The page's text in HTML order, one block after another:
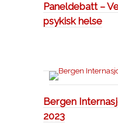
Paneldebatt –
psykisk helse​
Bergen
2023